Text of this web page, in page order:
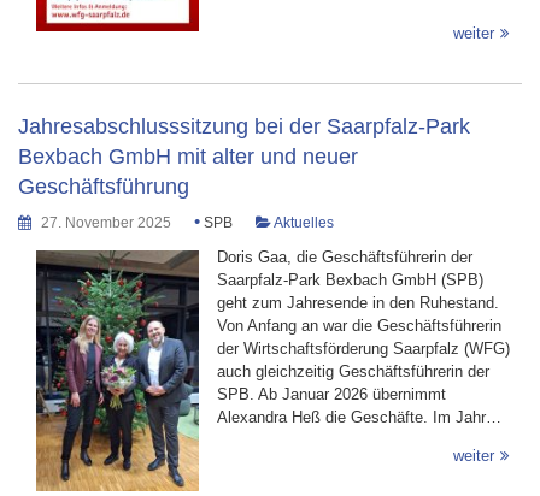
weiter
Jahresabschlusssitzung bei der Saarpfalz-Park
Bexbach GmbH mit alter und neuer
Geschäftsführung
27. November 2025 • SPB Aktuelles
Doris Gaa, die Geschäftsführerin der
Saarpfalz-Park Bexbach GmbH (SPB)
geht zum Jahresende in den Ruhestand.
Von Anfang an war die Geschäftsführerin
der Wirtschaftsförderung Saarpfalz (WFG)
auch gleichzeitig Geschäftsführerin der
SPB. Ab Januar 2026 übernimmt
Alexandra Heß die Geschäfte. Im Jahr…
weiter